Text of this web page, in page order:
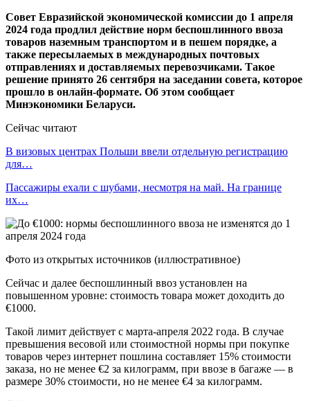
Совет Евразийской экономической комиссии до 1 апреля
2024 года продлил действие норм беспошлинного ввоза
товаров наземным транспортом и в пешем порядке, а
также пересылаемых в международных почтовых
отправлениях и доставляемых перевозчиками. Такое
решение принято 26 сентября на заседании совета, которое
прошло в онлайн-формате. Об этом сообщает
Минэкономики Беларуси.
Сейчас читают
В визовых центрах Польши ввели отдельную регистрацию
для…
Пассажиры ехали с шубами, несмотря на май. На границе
их…
Фото из открытых источников (иллюстративное)
Сейчас и далее беспошлинный ввоз установлен на
повышенном уровне: стоимость товара может доходить до
€1000.
Такой лимит действует с марта-апреля 2022 года. В случае
превышения весовой или стоимостной нормы при покупке
товаров через интернет пошлина составляет 15% стоимости
заказа, но не менее €2 за килограмм, при ввозе в багаже — в
размере 30% стоимости, но не менее €4 за килограмм.